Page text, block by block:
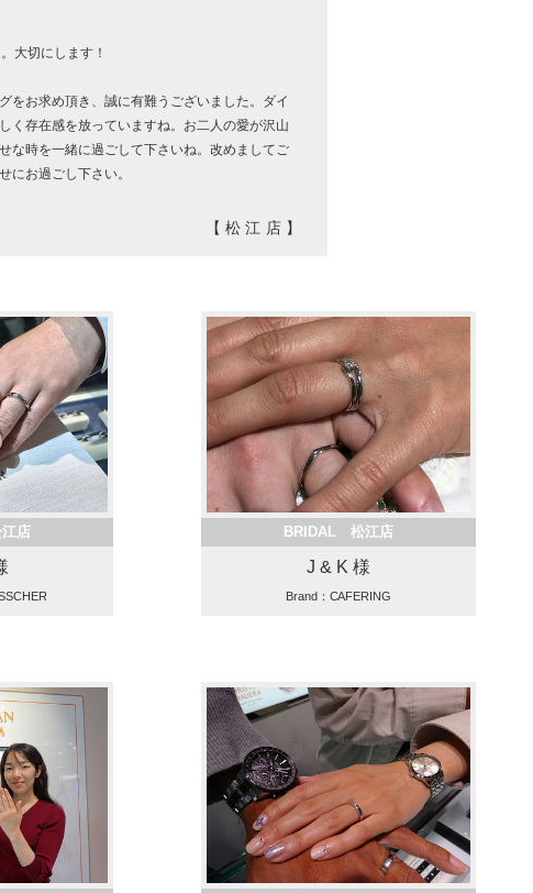
大切にします！
をお求め頂き、誠に有難うございました。ダイ
く存在感を放っていますね。お二人の愛が沢山
な時を一緒に過ごして下さいね。改めましてご
にお過ごし下さい。
【松江店】
店 BRIDAL 松江店
J & K 様
Brand：CAFERING